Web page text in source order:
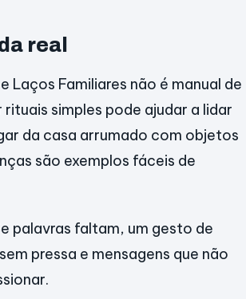
real
Laços Familiares não é manual de
simples pode ajudar a lidar
da casa arrumado com objetos
são exemplos fáceis de
palavras faltam, um gesto de
pressa e mensagens que não